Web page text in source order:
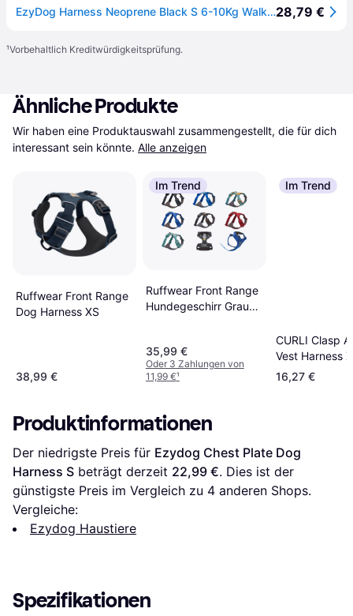
EzyDog Harness Neoprene Black S 6-10Kg Walking/Car Harness - (605.0316) (S, Hund, Spazieren), Halsband + Leine28,79 €
¹Vorbehaltlich Kreditwürdigkeitsprüfung.
Ähnliche Produkte
Wir haben eine Produktauswahl zusammengestellt, die für dich
interessant sein könnte. Alle anzeigen
Ruffwear Front Range
Dog Harness XS
38,99 €
Im Trend
Ruffwear Front Range
Hundegeschirr Grau
35,99 €
Oder 3 Zahlungen von
11,99 €¹
Im Trend
CURLI Clasp
Vest Harness
16,27 €
Produktinformationen
Der niedrigste Preis für Ezydog Chest Plate Dog
Harness S beträgt derzeit 22,99 €. Dies ist der
günstigste Preis im Vergleich zu 4 anderen Shops.
Vergleiche:
Ezydog Haustiere
Spezifikationen